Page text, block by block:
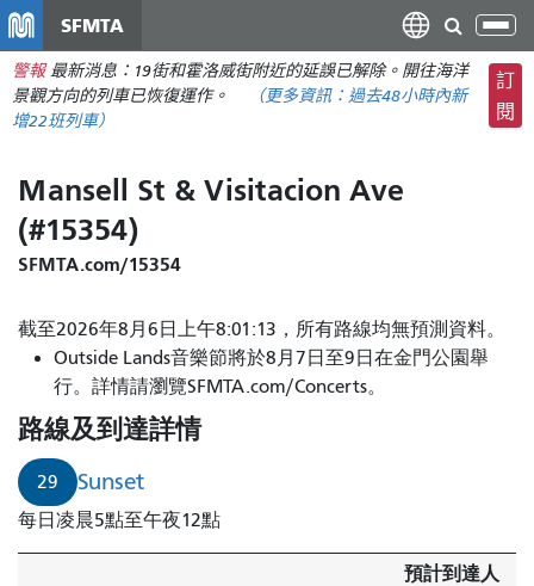
主
要
SFMTA
切
換
導
航
警報 最新消息：19街和霍洛威街附近的延誤已解除。開往海洋
景觀方向的列車已恢復運作。
（更多資訊： 過去48小時內新
增22班列車）
訂
閱
Mansell St & Visitacion Ave
(#15354)
SFMTA.com/15354
截至2026年8月6日上午8:01:13，所有路線均無預測資料。
Outside Lands音樂節將於8月7日至9日在金門公園舉
行。詳情請瀏覽SFMTA.com/Concerts。
路線及到達詳情
29 Sunset
每日凌晨5點至午夜12點
預計到達人